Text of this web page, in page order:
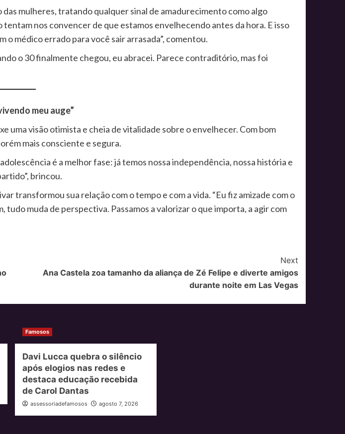
mulheres, tratando qualquer sinal de amadurecimento como algo
nos convencer de que estamos envelhecendo antes da hora. E isso
o médico errado para você sair arrasada”, comentou.
o 30 finalmente chegou, eu abracei. Parece contraditório, mas foi
meu auge”
uma visão otimista e cheia de vitalidade sobre o envelhecer. Com bom
mais consciente e segura.
é a melhor fase: já temos nossa independência, nossa história e
brincou.
transformou sua relação com o tempo e com a vida. “Eu fiz amizade com o
muda de perspectiva. Passamos a valorizar o que importa, a agir com
Next
Ana Castela zoa tamanho da aliança de Zé Felipe e diverte amigos
durante noite em Las Vegas
Famosos
Davi Lucca quebra o silêncio
após elogios nas redes e
destaca educação recebida
de Carol Dantas
assessoriadefamosos agosto 7, 2026